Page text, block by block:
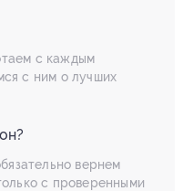
с каждым
с ним о лучших
вернем
с проверенными